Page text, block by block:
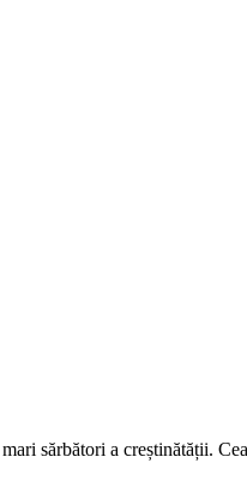
sărbători a creștinătății.